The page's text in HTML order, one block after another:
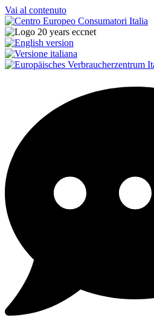
Vai al contenuto